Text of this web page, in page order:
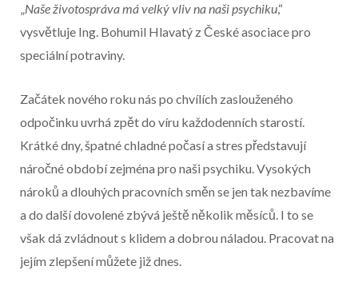
Začátek reklamy
Konec reklamy
„Naše životospráva má velký vliv na naši psychiku,“
vysvětluje Ing. Bohumil Hlavatý z České asociace pro
speciální potraviny.
Začátek nového roku nás po chvílích zaslouženého
odpočinku uvrhá zpět do víru každodenních starostí.
Krátké dny, špatné chladné počasí a stres představují
náročné období zejména pro naši psychiku. Vysokých
nároků a dlouhých pracovních směn se jen tak nezbavíme
a do další dovolené zbývá ještě několik měsíců. I to se
však dá zvládnout s klidem a dobrou náladou. Pracovat na
jejím zlepšení můžete již dnes.